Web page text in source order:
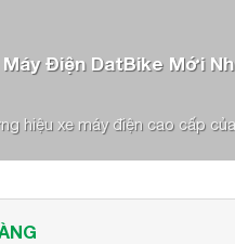
Miền Bắc 1 đến 2 ngày
Điện DatBike Mới
hiệu xe máy điện cao cấp của